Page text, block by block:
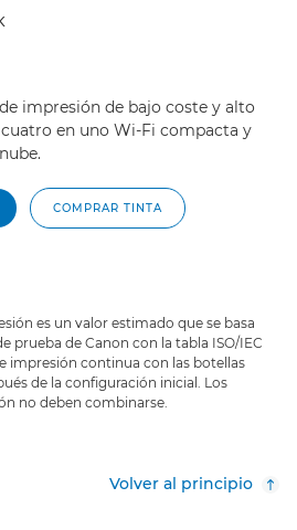
impresión de bajo coste y alto
en uno Wi-Fi compacta y
COMPRAR TINTA
es un valor estimado que se basa
prueba de Canon con la tabla ISO/IEC
impresión continua con las botellas
de la configuración inicial. Los
no deben combinarse.
Volver al principio